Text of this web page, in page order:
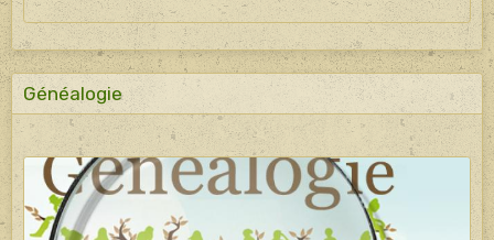
Généalogie